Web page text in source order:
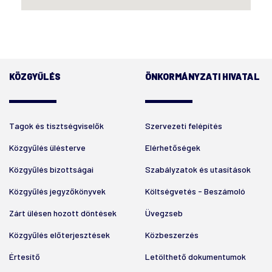
KÖZGYŰLÉS
Tagok és tisztségviselők
Közgyűlés ülésterve
Közgyűlés bizottságai
Közgyűlés jegyzőkönyvek
Zárt ülésen hozott döntések
Közgyűlés előterjesztések
Értesítő
ÖNKORMÁNYZATI HIVATAL
Szervezeti felépítés
Elérhetőségek
Szabályzatok és utasítások
Költségvetés - Beszámoló
Üvegzseb
Közbeszerzés
Letölthető dokumentumok